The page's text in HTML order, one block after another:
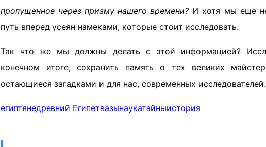
пропущенное через призму нашего времени? И хотя мы еще
путь вперед усеян намеками, которые стоит исследовать.
Так что же мы должны делать с этой информацией?
конечном итоге, сохранить память о тех великих
остающиеся загадками и для нас, современных исследователей.
египтянедревний Египетвазынаукатайныистория